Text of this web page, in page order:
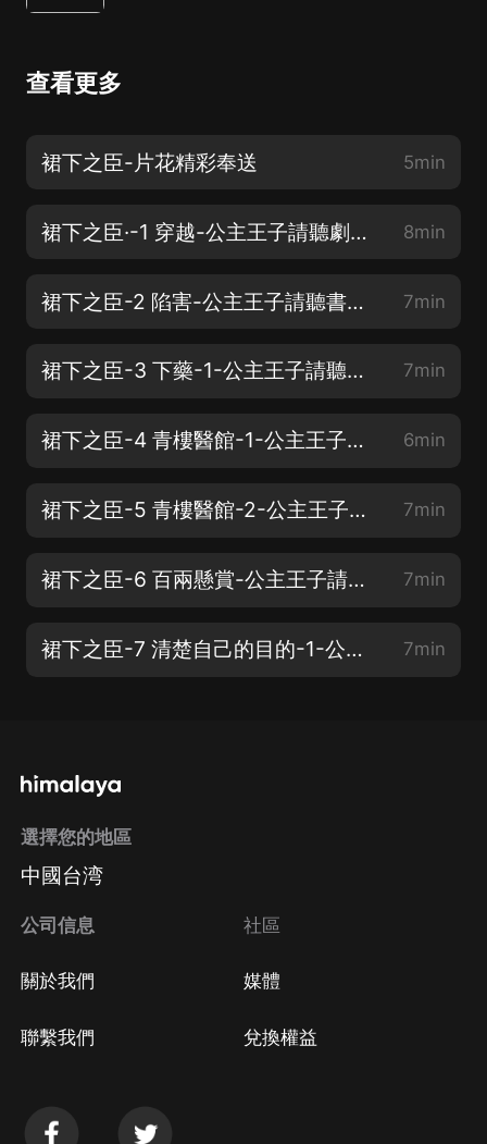
查看更多
裙下之臣-片花精彩奉送 5min
裙下之臣·-1 穿越-公主王子請聽劇❥(^_-) 8min
裙下之臣-2 陷害-公主王子請聽書；） 7min
裙下之臣-3 下藥-1-公主王子請聽書；） 7min
裙下之臣-4 青樓醫館-1-公主王子請聽書❥(^_-) 6min
裙下之臣-5 青樓醫館-2-公主王子請聽書❥(^_-) 7min
裙下之臣-6 百兩懸賞-公主王子請聽書❥(^_-) 7min
裙下之臣-7 清楚自己的目的-1-公主王子請聽書❥(^_-) 7min
選擇您的地區
中國台湾
公司信息
關於我們
聯繫我們
社區
媒體
兌換權益